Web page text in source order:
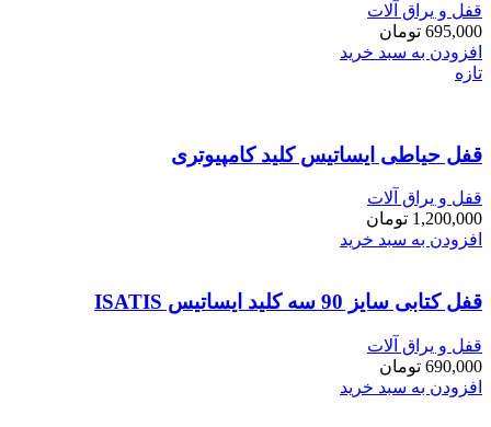
قفل و یراق آلات
695,000 تومان
افزودن به سبد خرید
تازه
قفل حیاطی ایساتیس کلید کامپیوتری
قفل و یراق آلات
1,200,000 تومان
افزودن به سبد خرید
قفل کتابی سایز 90 سه کلید ایساتیس ISATIS
قفل و یراق آلات
690,000 تومان
افزودن به سبد خرید